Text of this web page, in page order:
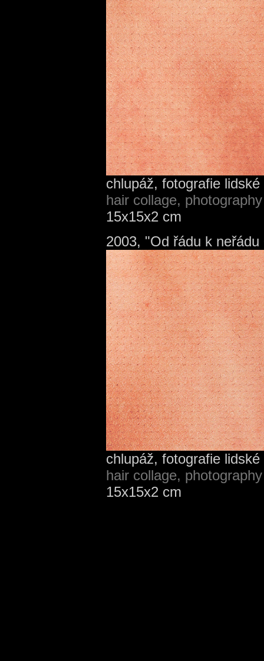
chlupáž, fotografie
hair collage,
15x15x2 cm
2003, "Od řádu k
chlupáž, fotografie
hair collage,
15x15x2 cm